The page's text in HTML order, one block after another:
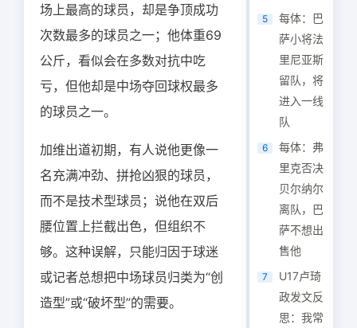
场上最高的球员，却是争顶成功
次数最多的球员之一；他体重69
公斤，看似会在多数对抗中吃
亏，但他却是中场夺回球权最多
的球员之一。
加维出道初期，有人说他更像一
名充满冲劲、拼抢凶狠的球员，
而不是技术型球员；说他在双后
腰位置上拦截出色，但组织不
够。这种误解，只能归因于球迷
或记者总想把中场球员归类为“创
造型”或“破坏型”的需要。
5
每体：巴
萨小将法
里尼亚斯
留队，将
进入一线
队
6
每体：弗
里克否决
贝尔纳尔
离队，巴
萨不想出
售他
7
U17卢琦
政发文反
思：我常